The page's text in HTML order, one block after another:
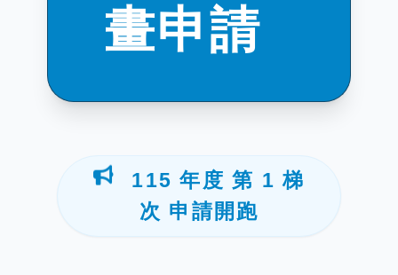
畫申請
115 年度 第 1 梯
次 申請開跑